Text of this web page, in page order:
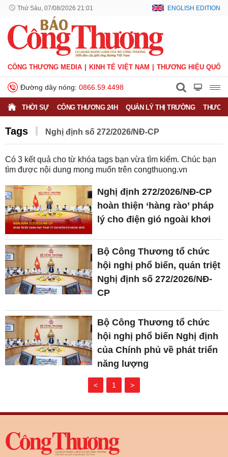
Thứ Sáu, 07/08/2026 21:01 ENGLISH EDITION
CÔNG THƯƠNG MEDIA KINH TẾ VIỆT NAM THƯƠNG HIỆU QUỐC
Đường dây nóng: 0866.59.4498
THỜI SỰ CÔNG THƯƠNG 24H QUẢN LÝ THỊ TRƯỜNG
Tags Nghị định số 272/2026/NĐ-CP
Có 3 kết quả cho từ khóa tags bạn vừa tìm kiếm. Chúc bạn
tìm được nội dung mong muốn trên congthuong.vn
Nghị định 272/2026/NĐ-CP
hoàn thiện ‘hàng rào’ pháp
lý cho điện gió ngoài khơi
Bộ Công Thương tổ chức
hội nghị phổ biến, quán triệt
Nghị định số 272/2026/NĐ-
CP
Bộ Công Thương tổ chức
hội nghị phổ biến Nghị định
của Chính phủ về phát triển
năng lượng
< 1 >